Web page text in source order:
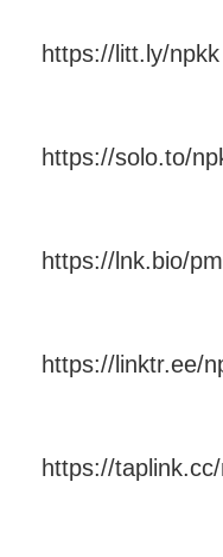
https://litt.ly/npkk
https://solo.to/
https://lnk.bio/
https://linktr.ee/
https://